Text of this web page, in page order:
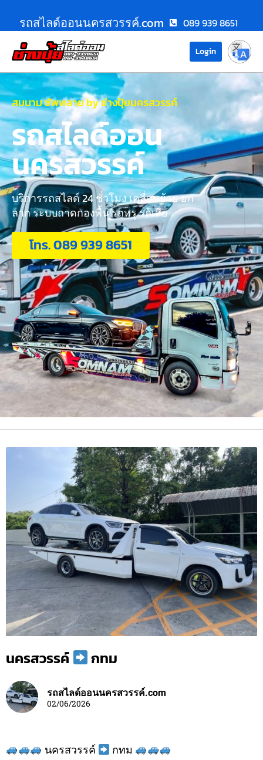
รถสไลด์ออนนครสวรรค์.com 089 939 8651
Login
สมนาม ซัพพลาย by ช่างปุ้ยนครสวรรค์
รถสไลด์ออน
นครสวรรค์
บริการรถสไลด์ 24 ชั่วโมง เคลื่อนย้าย ยก
ลาก ระบบถาดกองพื้น รถหรู รถเสีย
โทร. 089 939 8651
นครสวรรค์ กทม
รถสไลด์ออนนครสวรรค์.com
02/06/2026
นครสวรรค์
กทม